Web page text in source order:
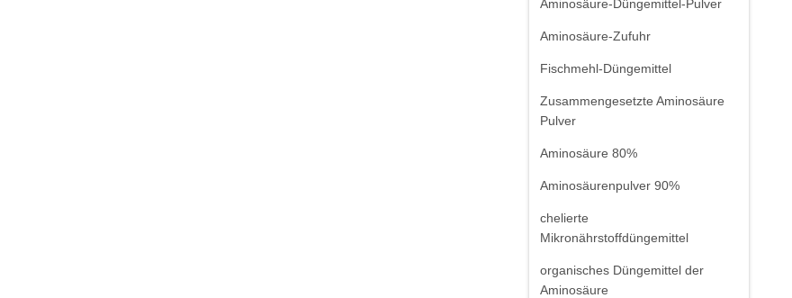
Aminosäure-Düngemittel-Pulver
Aminosäure-Zufuhr
Fischmehl-Düngemittel
Zusammengesetzte Aminosäure
Pulver
Aminosäure 80%
Aminosäurenpulver 90%
chelierte
Mikronährstoffdüngemittel
organisches Düngemittel der
Aminosäure